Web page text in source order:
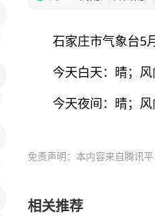
石家庄市气象台5
今天白天：晴；
今天夜间：晴；
免责声明：本内容来自腾讯
相关推荐